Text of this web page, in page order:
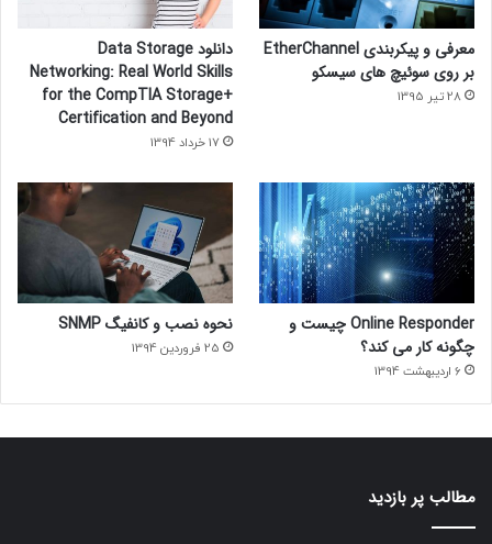
معرفی و پیکربندی EtherChannel
بر روی سوئیچ های سیسکو
28 تیر 1395
دانلود Data Storage
Networking: Real World Skills
for the CompTIA Storage+
Certification and Beyond
17 خرداد 1394
Online Responder چیست و
چگونه کار می کند؟
6 اردیبهشت 1394
نحوه نصب و کانفیگ SNMP
25 فروردین 1394
مطالب پر بازدید